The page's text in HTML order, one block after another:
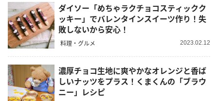
ダイソー「めちゃラクチョコスティックク
ッキー」でバレンタインスイーツ作り！失
敗しないから安心！
料理・グルメ 2023.02.12
濃厚チョコ生地に爽やかなオレンジと香ば
しいナッツをプラス！くまくんの「ブラウ
ニー」レシピ